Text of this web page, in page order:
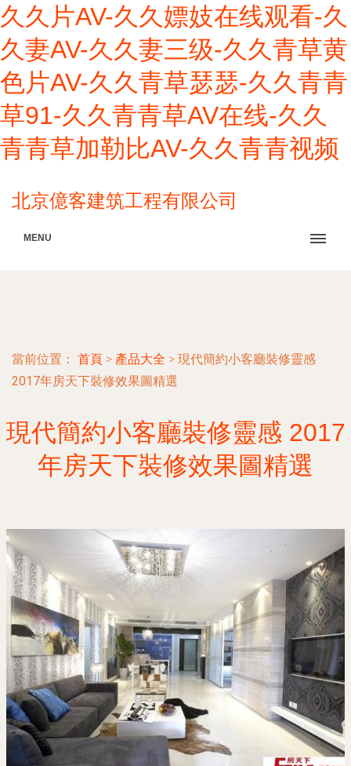
久久片AV-久久嫖妓在线观看-久
久妻AV-久久妻三级-久久青草黄
色片AV-久久青草瑟瑟-久久青青
草91-久久青青草AV在线-久久
青青草加勒比AV-久久青青视频
北京億客建筑工程有限公司
MENU
當前位置： 首頁 > 產品大全 > 現代簡約小客廳裝修靈感
2017年房天下裝修效果圖精選
現代簡約小客廳裝修靈感 2017
年房天下裝修效果圖精選